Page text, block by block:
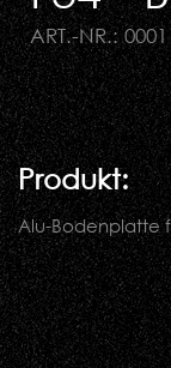
ART.-NR.:
Produkt:
Alu-Bodenplatte